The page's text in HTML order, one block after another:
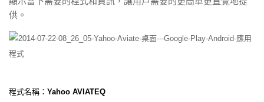
供。
程式名稱： Yahoo AVIATEQ